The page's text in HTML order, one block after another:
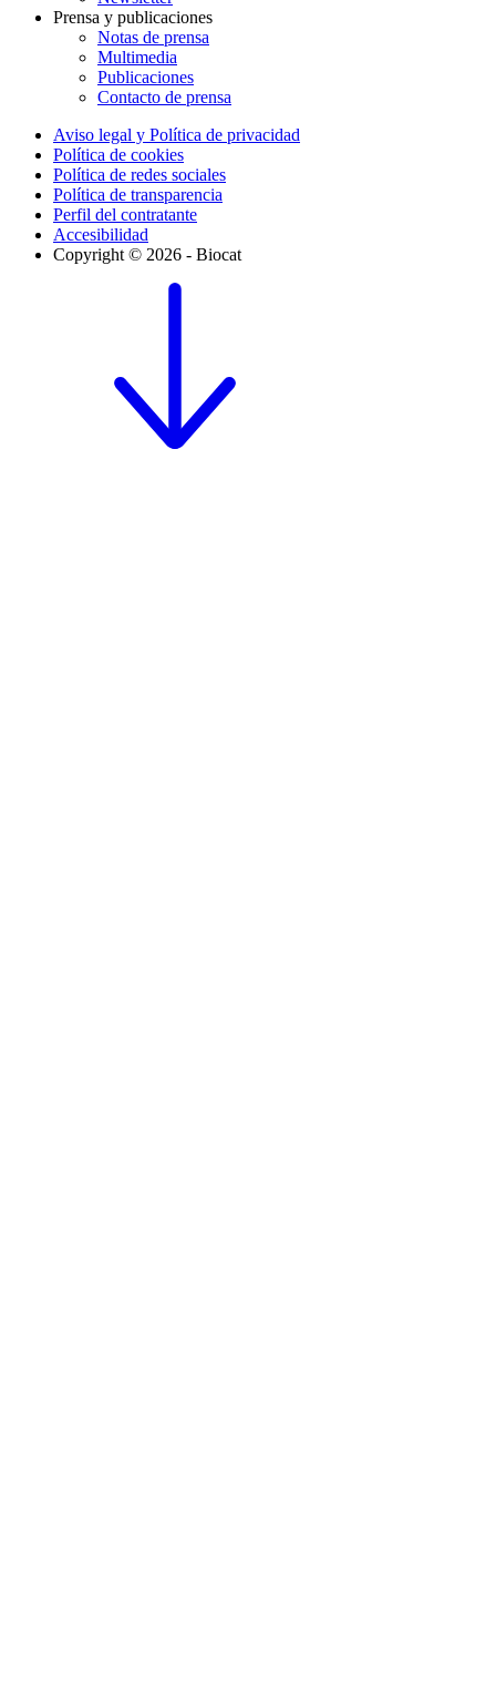
Prensa y publicaciones
Notas de prensa
Multimedia
Publicaciones
Contacto de prensa
Aviso legal y Política de privacidad
Política de cookies
Política de redes sociales
Política de transparencia
Perfil del contratante
Accesibilidad
Copyright © 2026 - Biocat